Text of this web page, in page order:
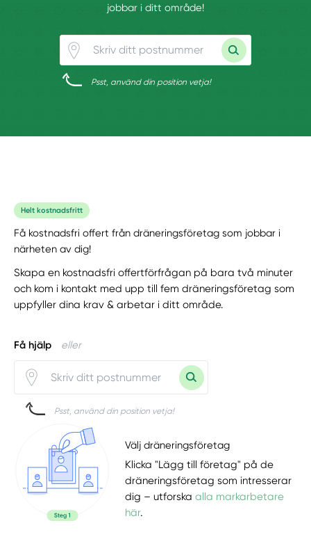
jobbar i ditt område!
Psst, använd din position vetja!
Helt kostnadsfritt
Få kostnadsfri offert från dräneringsföretag som jobbar i
närheten av dig!
Skapa en kostnadsfri offertförfrågan på bara två minuter
och kom i kontakt med upp till fem dräneringsföretag som
uppfyller dina krav & arbetar i ditt område.
Få hjälp eller
Psst, använd din position vetja!
Välj dräneringsföretag
Klicka "Lägg till företag" på de
dräneringsföretag som intresserar
dig – utforskaalla markarbetare
här.